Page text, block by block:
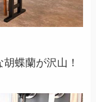
蝶蘭が沢山！